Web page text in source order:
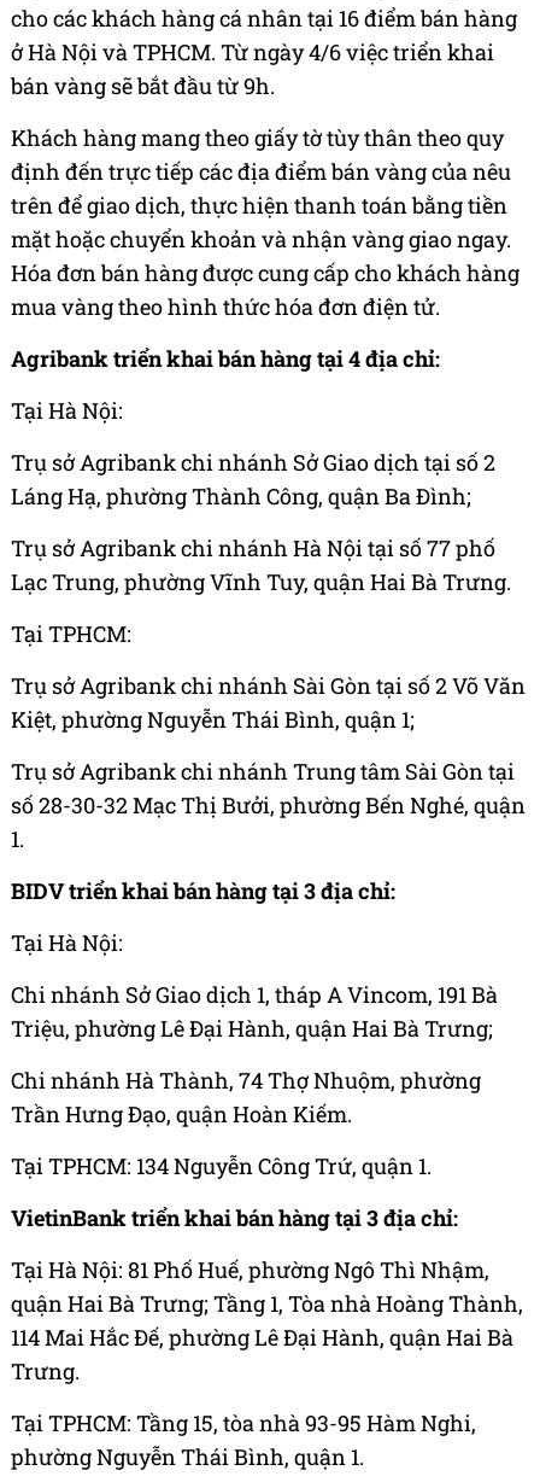
cho các khách hàng cá nhân tại 16 điểm bán hàng
ở Hà Nội và TPHCM. Từ ngày 4/6 việc triển khai
bán vàng sẽ bắt đầu từ 9h.
Khách hàng mang theo giấy tờ tùy thân theo quy
định đến trực tiếp các địa điểm bán vàng của nêu
trên để giao dịch, thực hiện thanh toán bằng tiền
mặt hoặc chuyển khoản và nhận vàng giao ngay.
Hóa đơn bán hàng được cung cấp cho khách hàng
mua vàng theo hình thức hóa đơn điện tử.
Agribank triển khai bán hàng tại 4 địa chỉ:
Tại Hà Nội:
Trụ sở Agribank chi nhánh Sở Giao dịch tại số 2
Láng Hạ, phường Thành Công, quận Ba Đình;
Trụ sở Agribank chi nhánh Hà Nội tại số 77 phố
Lạc Trung, phường Vĩnh Tuy, quận Hai Bà Trưng.
Tại TPHCM:
Trụ sở Agribank chi nhánh Sài Gòn tại số 2 Võ Văn
Kiệt, phường Nguyễn Thái Bình, quận 1;
Trụ sở Agribank chi nhánh Trung tâm Sài Gòn tại
số 28-30-32 Mạc Thị Bưởi, phường Bến Nghé, quận
1.
BIDV triển khai bán hàng tại 3 địa chỉ:
Tại Hà Nội:
Chi nhánh Sở Giao dịch 1, tháp A Vincom, 191 Bà
Triệu, phường Lê Đại Hành, quận Hai Bà Trưng;
Chi nhánh Hà Thành, 74 Thợ Nhuộm, phường
Trần Hưng Đạo, quận Hoàn Kiếm.
Tại TPHCM: 134 Nguyễn Công Trứ, quận 1.
VietinBank triển khai bán hàng tại 3 địa chỉ:
Tại Hà Nội: 81 Phố Huế, phường Ngô Thì Nhậm,
quận Hai Bà Trưng; Tầng 1, Tòa nhà Hoàng Thành,
114 Mai Hắc Đế, phường Lê Đại Hành, quận Hai Bà
Trưng.
Tại TPHCM: Tầng 15, tòa nhà 93-95 Hàm Nghi,
phường Nguyễn Thái Bình, quận 1.